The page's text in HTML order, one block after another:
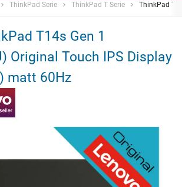
ThinkPad Serie ThinkPad T Serie ThinkPad
T14s Gen 1
Original Touch IPS Display
matt 60Hz